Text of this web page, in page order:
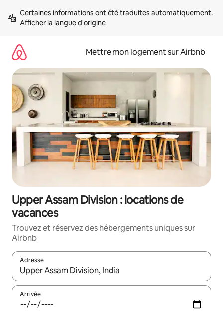
directement
Afficher la langue d'origine
Mettre mon logement sur Airbnb
Upper Assam Division : locations de
vacances
Trouvez et réservez des hébergements uniques sur
Airbnb
Adresse
Lorsque les résultats s'affichent, utilisez les flèches vers le
Arrivée